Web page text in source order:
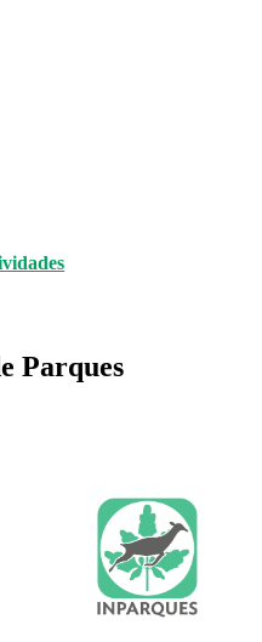
Parques